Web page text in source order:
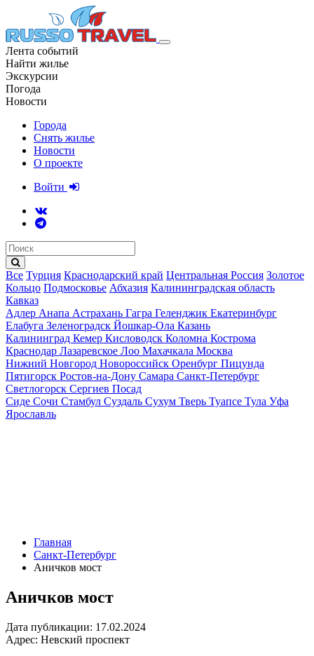
Лента событий
Найти жилье
Экскурсии
Погода
Новости
Города
Снять жилье
Новости
О проекте
Войти
Все Турция Краснодарский край Центральная Россия Золотое
Кольцо Подмосковье Абхазия Калининградская область
Кавказ
Адлер Анапа Астрахань Гагра Геленджик Екатеринбург
Елабуга Зеленоградск Йошкар-Ола Казань
Калининград Кемер Кисловодск Коломна Кострома
Краснодар Лазаревское Лоо Махачкала Москва
Нижний Новгород Новороссийск Оренбург Пицунда
Пятигорск Ростов-на-Дону Самара Санкт-Петербург
Светлогорск Сергиев Посад
Сиде Сочи Стамбул Суздаль Сухум Тверь Туапсе Тула Уфа
Ярославль
Главная
Санкт-Петербург
Аничков мост
Аничков мост
Дата публикации: 17.02.2024
Адрес: Невский проспект